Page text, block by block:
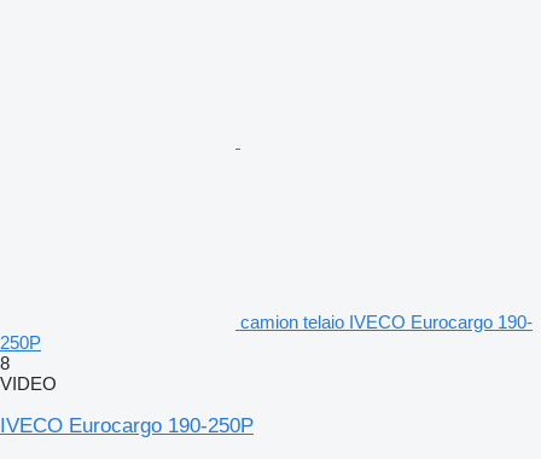
camion telaio IVECO Eurocargo 190-
250P
8
VIDEO
IVECO Eurocargo 190-250P